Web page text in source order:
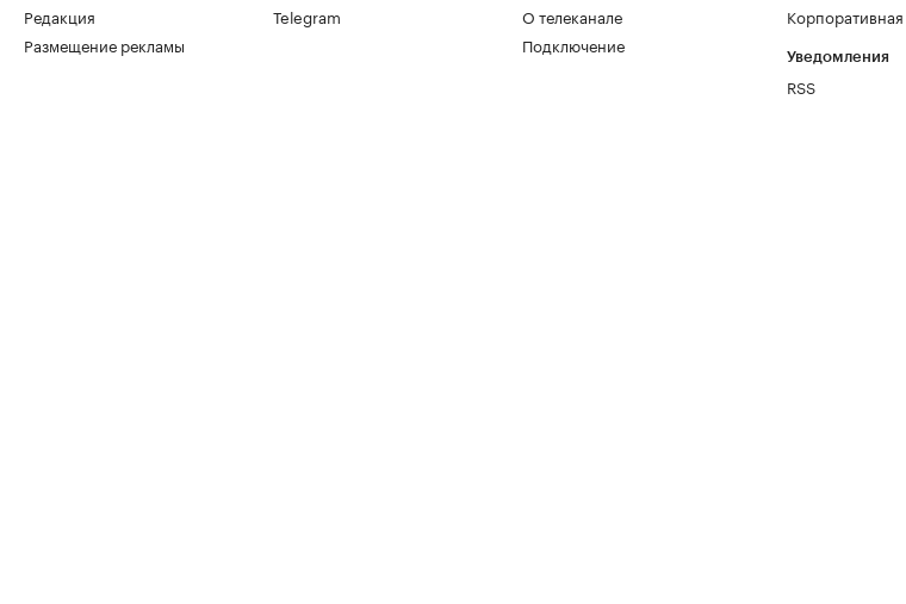
Редакция
Размещение рекламы
Telegram
О телеканале
Подключение
Уведомления
RSS